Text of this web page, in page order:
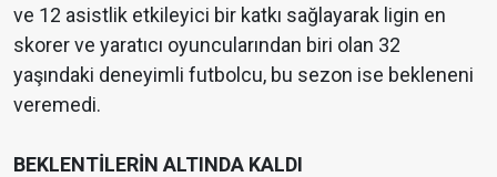
ve 12 asistlik etkileyici bir katkı sağlayarak ligin en
skorer ve yaratıcı oyuncularından biri olan 32
yaşındaki deneyimli futbolcu, bu sezon ise bekleneni
veremedi.
BEKLENTİLERİN ALTINDA KALDI